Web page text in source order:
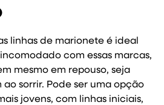
linhas de marionete é ideal
com essas marcas,
mesmo em repouso, seja
sorrir. Pode ser uma opção
jovens, com linhas iniciais,